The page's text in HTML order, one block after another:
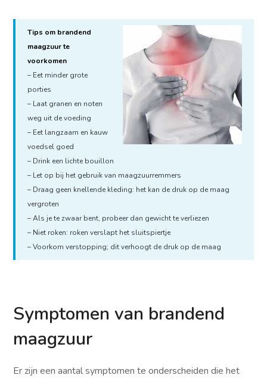
Tips om brandend
maagzuur te
voorkomen
– Eet minder grote
porties
– Laat granen en noten
weg uit de voeding
– Eet langzaam en kauw
voedsel goed
– Drink een lichte bouillon
– Let op bij het gebruik van maagzuurremmers
– Draag geen knellende kleding: het kan de druk op de maag
vergroten
– Als je te zwaar bent, probeer dan gewicht te verliezen
– Niet roken: roken verslapt het sluitspiertje
– Voorkom verstopping; dit verhoogt de druk op de maag
Symptomen van brandend
maagzuur
Er zijn een aantal symptomen te onderscheiden die het